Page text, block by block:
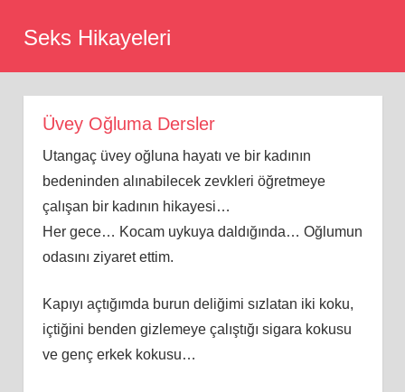
Seks Hikayeleri
Üvey Oğluma Dersler
Utangaç üvey oğluna hayatı ve bir kadının
bedeninden alınabilecek zevkleri öğretmeye
çalışan bir kadının hikayesi…
Her gece… Kocam uykuya daldığında… Oğlumun
odasını ziyaret ettim.
Kapıyı açtığımda burun deliğimi sızlatan iki koku,
içtiğini benden gizlemeye çalıştığı sigara kokusu
ve genç erkek kokusu…